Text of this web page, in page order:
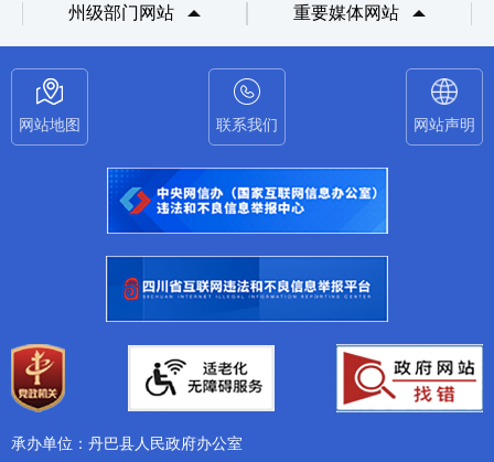
州级部门网站 重要媒体网站
网站地图 联系我们 网站声明
承办单位：丹巴县人民政府办公室